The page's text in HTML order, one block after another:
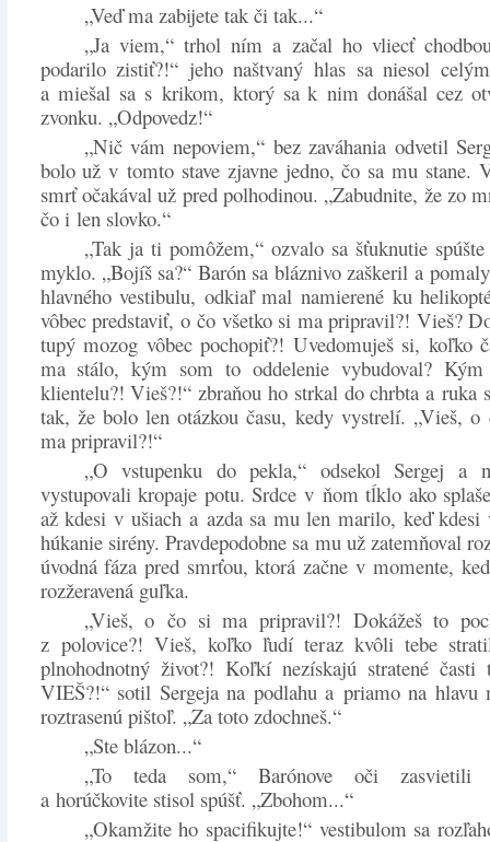
„Veď ma zabijete tak či tak...“
„Ja viem,“ trhol ním a začal ho vliecť
podarilo zistiť?!“ jeho naštvaný hlas sa niesol
a miešal sa s krikom, ktorý sa k nim donášal cez
zvonku. „Odpovedz!“
„Nič vám nepoviem,“ bez zaváhania odvetil
bolo už v tomto stave zjavne jedno, čo sa mu stane.
smrť očakával už pred polhodinou. „Zabudnite, že zo
čo i len slovko.“
„Tak ja ti pomôžem,“ ozvalo sa šťuknutie
myklo. „Bojíš sa?“ Barón sa bláznivo zaškeril a
hlavného vestibulu, odkiaľ mal namierené ku
vôbec predstaviť, o čo všetko si ma pripravil?! Vieš?
tupý mozog vôbec pochopiť?! Uvedomuješ si, koľko
ma stálo, kým som to oddelenie vybudoval?
klientelu?! Vieš?!“ zbraňou ho strkal do chrbta a ruka
tak, že bolo len otázkou času, kedy vystrelí. „Vieš, o
ma pripravil?!“
„O vstupenku do pekla,“ odsekol Sergej a
vystupovali kropaje potu. Srdce v ňom tĺklo ako
až kdesi v ušiach a azda sa mu len marilo, keď kdesi
húkanie sirény. Pravdepodobne sa mu už zatemňoval
úvodná fáza pred smrťou, ktorá začne v momente,
rozžeravená guľka.
„Vieš, o čo si ma pripravil?! Dokážeš to
z polovice?! Vieš, koľko ľudí teraz kvôli tebe
plnohodnotný život?! Koľkí nezískajú stratené časti
VIEŠ?!“ sotil Sergeja na podlahu a priamo na hlavu
roztrasenú pištoľ. „Za toto zdochneš.“
„Ste blázon...“
„To teda som,“ Barónove oči zasvietili
a horúčkovite stisol spúšť. „Zbohom...“
„Okamžite ho spacifikujte!“ vestibulom sa